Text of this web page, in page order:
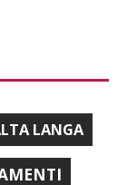
LANGA